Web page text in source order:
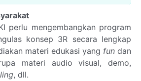
mengembangkan program
konsep 3R secara lengkap
materi edukasi yang fun dan
materi audio visual, demo,
, dll.